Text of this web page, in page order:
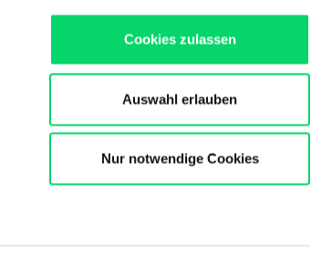
Cookies zulassen
Auswahl erlauben
Nur notwendige Cookies